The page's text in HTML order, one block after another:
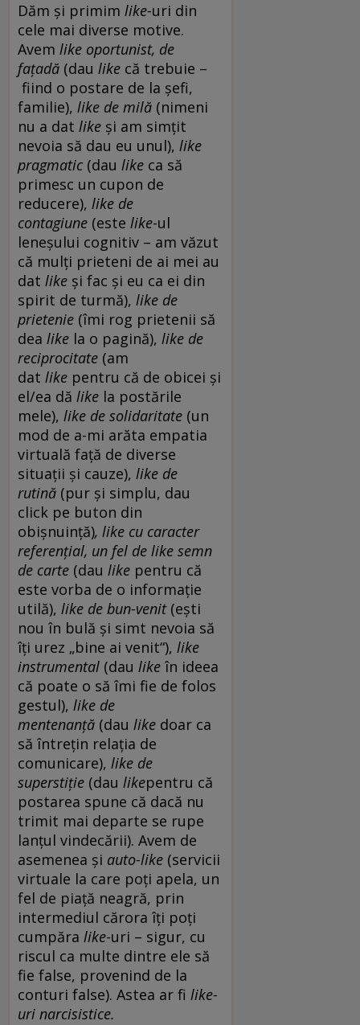
Dăm și primim like-uri din
cele mai diverse motive.
Avem like oportunist, de
fațadă (dau like că trebuie –
fiind o postare de la șefi,
familie), like de milă (nimeni
nu a dat like și am simțit
nevoia să dau eu unul), like
pragmatic (dau like ca să
primesc un cupon de
reducere), like de
contagiune (este like-ul
leneșului cognitiv – am văzut
că mulți prieteni de ai mei au
dat like și fac și eu ca ei din
spirit de turmă), like de
prietenie (îmi rog prietenii să
dea like la o pagină), like de
reciprocitate (am
dat like pentru că de obicei și
el/ea dă like la postările
mele), like de solidaritate (un
mod de a-mi arăta empatia
virtuală față de diverse
situații și cauze), like de
rutină (pur și simplu, dau
click pe buton din
obișnuință), like cu caracter
referențial, un fel de like semn
de carte (dau like pentru că
este vorba de o informație
utilă), like de bun-venit(ești
nou în bulă și simt nevoia să
îți urez „bine ai venit“), like
instrumental (dau like în ideea
că poate o să îmi fie de folos
gestul), like de
mentenanță (dau like doar ca
să întrețin relația de
comunicare), like de
superstiție (dau likepentru că
postarea spune că dacă nu
trimit mai departe se rupe
lanțul vindecării). Avem de
asemenea și auto-like (servicii
virtuale la care poți apela, un
fel de piață neagră, prin
intermediul cărora îți poți
cumpăra like-uri – sigur, cu
riscul ca multe dintre ele să
fie false, provenind de la
conturi false). Astea ar fi like-
uri narcisistice.